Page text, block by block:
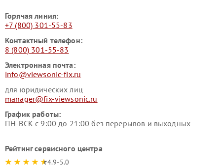
Горячая линия:
+7 (800) 301-55-83
Контактный телефон:
8 (800) 301-55-83
Электронная почта:
info@viewsonic-fix.ru
для юридических лиц
manager@fix-viewsonic.ru
График работы:
ПН-ВСК с 9:00 до 21:00 без перерывов и выходных
Рейтинг сервисного центра
4.9-5.0